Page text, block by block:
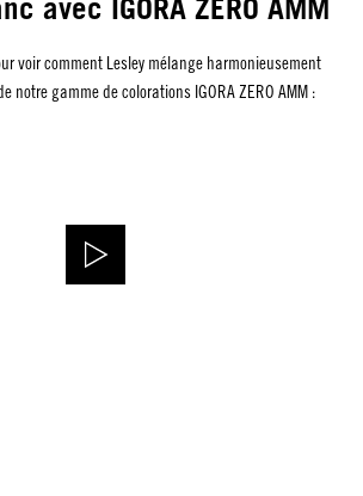
avec IGORA ZERO AMM
voir comment Lesley mélange harmonieusement
notre gamme de colorations IGORA ZERO AMM :